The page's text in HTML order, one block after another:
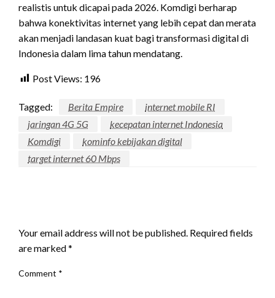
realistis untuk dicapai pada 2026. Komdigi berharap
bahwa konektivitas internet yang lebih cepat dan merata
akan menjadi landasan kuat bagi transformasi digital di
Indonesia dalam lima tahun mendatang.
Post Views: 196
Tagged: Berita Empire
internet mobile RI
jaringan 4G 5G
kecepatan internet Indonesia
Komdigi
kominfo kebijakan digital
target internet 60 Mbps
Your email address will not be published. Required fields
are marked*
Comment *